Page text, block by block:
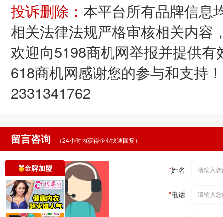
投诉删除： 本平台所有品牌信息
相关法律法规严格审核相关内容
欢迎向5198商机网举报并提供
618商机网感谢您的参与和支持
2331341762
留言咨询 （24小时内获得企业快速回复）
*姓名
*电话
金牌加盟